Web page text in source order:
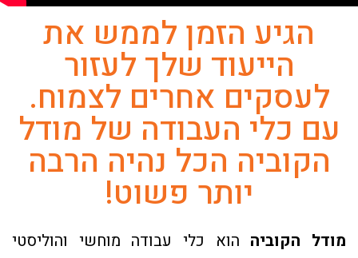
הגיע הזמן לממש את
הייעוד שלך לעזור
לעסקים אחרים לצמוח.
עם כלי העבודה של מודל
הקוביה הכל נהיה הרבה
יותר פשוט!
מודל הקוביה הוא כלי עבודה מוחשי והוליסטי